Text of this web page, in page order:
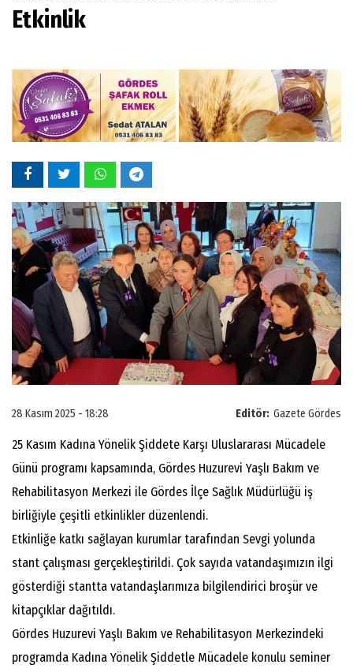
Etkinlik
Editör: Gazete Gördes
28 Kasım 2025 - 18:28
25 Kasım Kadına Yönelik Şiddete Karşı Uluslararası Mücadele
Günü programı kapsamında, Gördes Huzurevi Yaşlı Bakım ve
Rehabilitasyon Merkezi ile Gördes İlçe Sağlık Müdürlüğü iş
birliğiyle çeşitli etkinlikler düzenlendi.
Etkinliğe katkı sağlayan kurumlar tarafından Sevgi yolunda
stant çalışması gerçekleştirildi. Çok sayıda vatandaşımızın ilgi
gösterdiği stantta vatandaşlarımıza bilgilendirici broşür ve
kitapçıklar dağıtıldı.
Gördes Huzurevi Yaşlı Bakım ve Rehabilitasyon Merkezindeki
programda Kadına Yönelik Şiddetle Mücadele konulu seminer